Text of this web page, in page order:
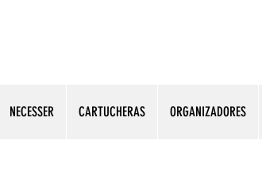
NECESSER CARTUCHERAS ORGANIZADORES